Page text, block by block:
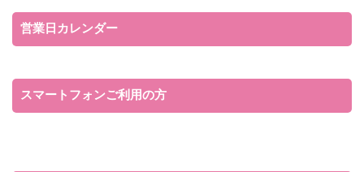
営業日カレンダー
スマートフォンご利用の方